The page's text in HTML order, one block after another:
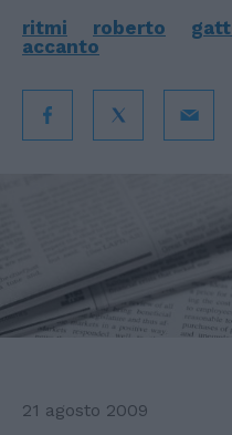
ritmi roberto
accanto
21 agosto 2009